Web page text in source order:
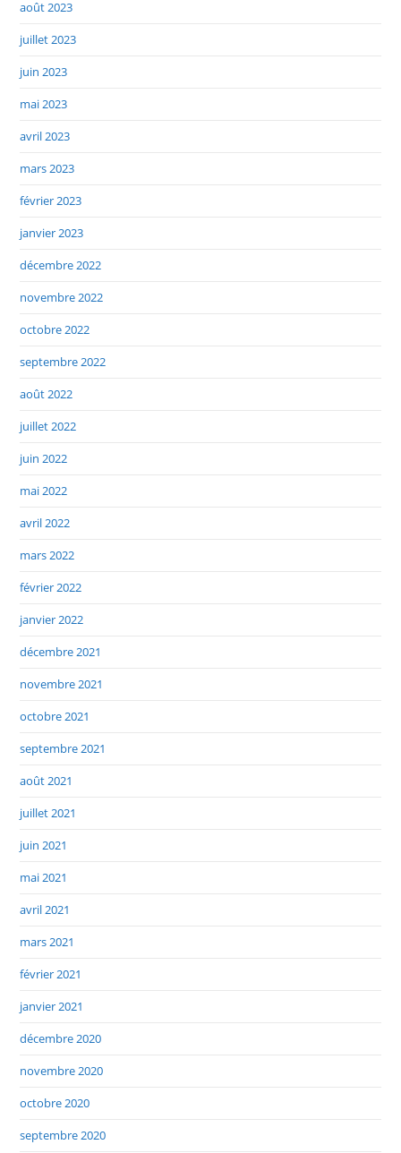
août 2023
juillet 2023
juin 2023
mai 2023
avril 2023
mars 2023
février 2023
janvier 2023
décembre 2022
novembre 2022
octobre 2022
septembre 2022
août 2022
juillet 2022
juin 2022
mai 2022
avril 2022
mars 2022
février 2022
janvier 2022
décembre 2021
novembre 2021
octobre 2021
septembre 2021
août 2021
juillet 2021
juin 2021
mai 2021
avril 2021
mars 2021
février 2021
janvier 2021
décembre 2020
novembre 2020
octobre 2020
septembre 2020